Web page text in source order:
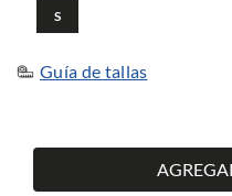
S
Guía de tallas